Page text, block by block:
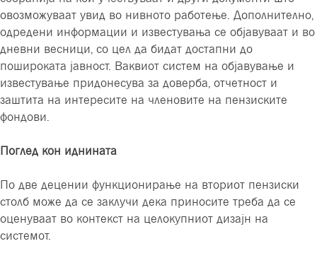
овозможуваат увид во нивното работење. Дополнително,
одредени информации и известувања се објавуваат и во
дневни весници, со цел да бидат достапни до
пошироката јавност. Ваквиот систем на објавување и
известување придонесува за доверба, отчетност и
заштита на интересите на членовите на пензиските
фондови.
Поглед кон иднината
По две децении функционирање на вториот пензиски
столб може да се заклучи дека приносите треба да се
оценуваат во контекст на целокупниот дизајн на
системот.